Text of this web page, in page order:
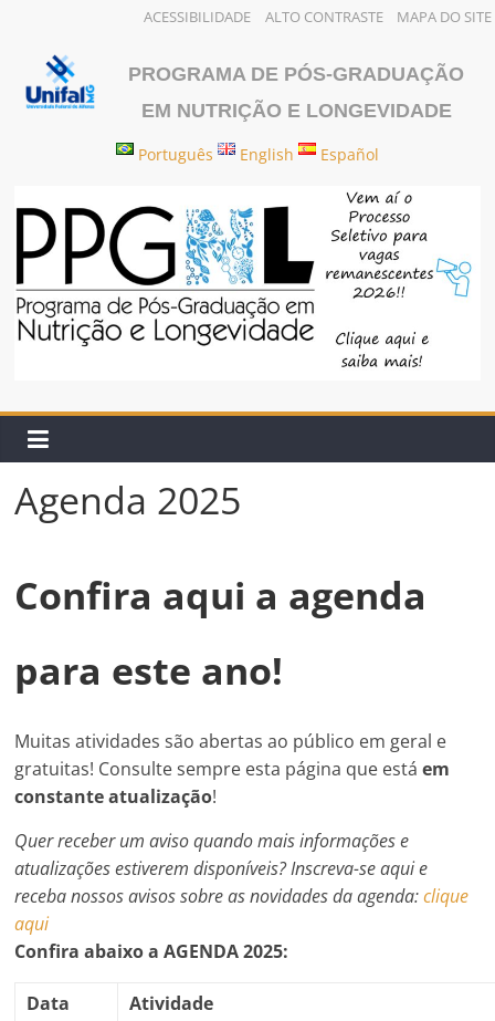
ACESSIBILIDADE ALTO CONTRASTE MAPA DO SITE
PROGRAMA DE PÓS-GRADUAÇÃO
EM NUTRIÇÃO E LONGEVIDADE
Português English Español
Agenda 2025
Confira aqui a agenda
para este ano!
Muitas atividades são abertas ao público em geral e
gratuitas! Consulte sempre esta página que estáem
constante atualização!
Quer receber um aviso quando mais informações e
atualizações estiverem disponíveis? Inscreva-se aqui e
receba nossos avisos sobre as novidades da agenda:clique
aqui
Confira abaixo aAGENDA 2025:
Data
Atividade